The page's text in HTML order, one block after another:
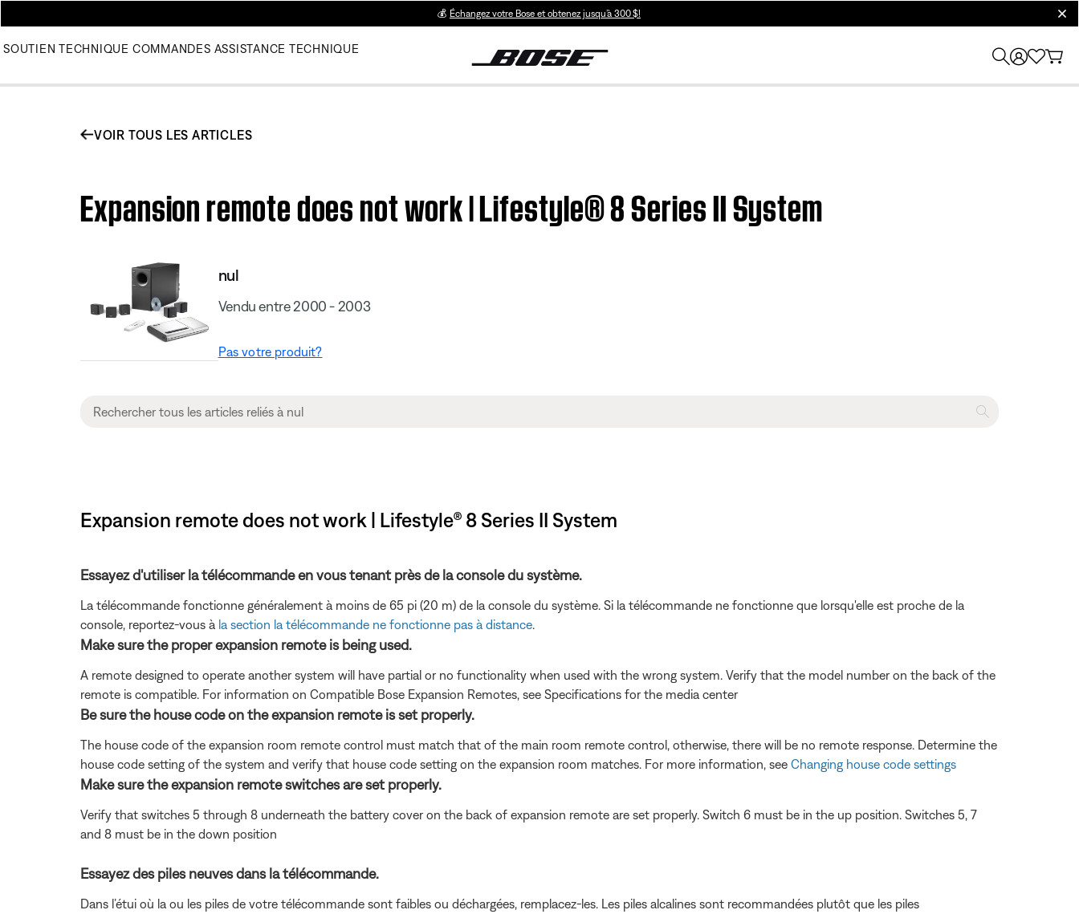
💰 Échangez votre Bose et obtenez jusqu’à 300 $!
SOUTIEN TECHNIQUE COMMANDES ASSISTANCE TECHNIQUE
VOIR TOUS LES ARTICLES
Expansion remote does not work | Lifestyle® 8 Series II System
nul
Vendu entre 2000 - 2003
Pas votre produit?
Expansion remote does not work | Lifestyle® 8 Series II System
Essayez d'utiliser la télécommande en vous tenant près de la console du système.
La télécommande fonctionne généralement à moins de 65 pi (20 m) de la console du système. Si la télécommande ne fonctionne que lorsqu'elle est proche de la
console, reportez-vous à la section la télécommande ne fonctionne pas à distance
Make sure the proper expansion remote is being used.
A remote designed to operate another system will have partial or no functionality when used with the wrong system. Verify that the model number on the back of the
remote is compatible. For information on Compatible Bose Expansion Remotes, see Specifications for the media center
Be sure the house code on the expansion remote is set properly.
The house code of the expansion room remote control must match that of the main room remote control, otherwise, there will be no remote response. Determine the
house code setting of the system and verify that house code setting on the expansion room matches. For more information, see Changing house code settings
Make sure the expansion remote switches are set properly.
Verify that switches 5 through 8 underneath the battery cover on the back of expansion remote are set properly. Switch 6 must be in the up position. Switches 5, 7
and 8 must be in the down position
Essayez des piles neuves dans la télécommande.
Dans l’étui où la ou les piles de votre télécommande sont faibles ou déchargées, remplacez-les. Les piles alcalines sont recommandées plutôt que les piles